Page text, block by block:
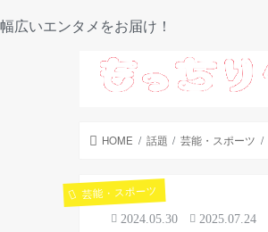
幅広いエンタメをお届け！
HOME 話題 芸能・スポーツ
芸能・スポーツ
2024.05.30 2025.07.24